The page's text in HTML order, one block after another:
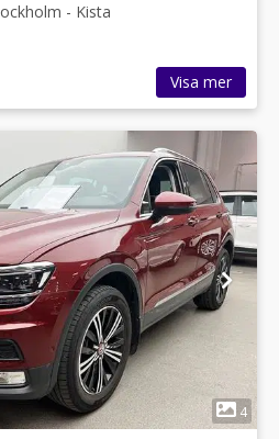
- Kista
Visa mer
1
4